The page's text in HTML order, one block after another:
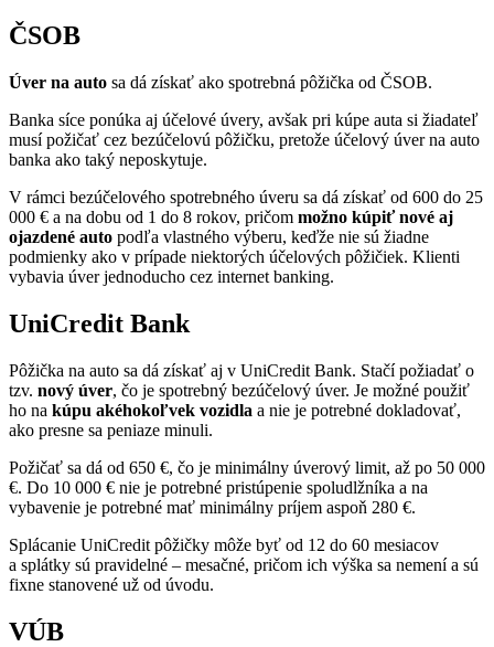
ČSOB
Úver na auto sa dá získať ako spotrebná pôžička od ČSOB.
Banka síce ponúka aj účelové úvery, avšak pri kúpe auta si žiadateľ
musí požičať cez bezúčelovú pôžičku, pretože účelový úver na auto
banka ako taký neposkytuje.
V rámci bezúčelového spotrebného úveru sa dá získať od 600 do 25
000 € a na dobu od 1 do 8 rokov, pričom možno kúpiť nové aj
ojazdené auto podľa vlastného výberu, keďže nie sú žiadne
podmienky ako v prípade niektorých účelových pôžičiek. Klienti
vybavia úver jednoducho cez internet banking.
UniCredit Bank
Pôžička na auto sa dá získať aj v UniCredit Bank. Stačí požiadať o
tzv. nový úver, čo je spotrebný bezúčelový úver. Je možné použiť
ho na kúpu akéhokoľvek vozidla a nie je potrebné dokladovať,
ako presne sa peniaze minuli.
Požičať sa dá od 650 €, čo je minimálny úverový limit, až po 50 000
€. Do 10 000 € nie je potrebné pristúpenie spoludlžníka a na
vybavenie je potrebné mať minimálny príjem aspoň 280 €.
Splácanie UniCredit pôžičky môže byť od 12 do 60 mesiacov
a splátky sú pravidelné – mesačné, pričom ich výška sa nemení a sú
fixne stanovené už od úvodu.
VÚB